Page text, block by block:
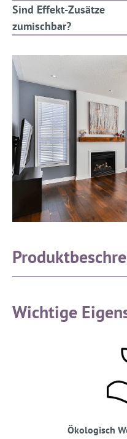
Sind Effekt-Zusätze
zumischbar?
Wichtige
Ökologisch